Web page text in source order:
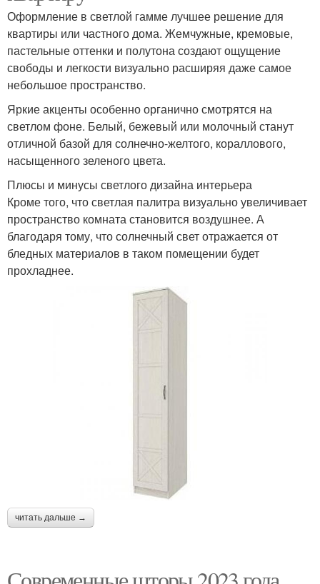
Оформление в светлой гамме лучшее решение для
квартиры или частного дома. Жемчужные, кремовые,
пастельные оттенки и полутона создают ощущение
свободы и легкости визуально расширяя даже самое
небольшое пространство.
Яркие акценты особенно органично смотрятся на
светлом фоне. Белый, бежевый или молочный станут
отличной базой для солнечно-желтого, кораллового,
насыщенного зеленого цвета.
Плюсы и минусы светлого дизайна интерьера
Кроме того, что светлая палитра визуально увеличивает
пространство комната становится воздушнее. А
благодаря тому, что солнечный свет отражается от
бледных материалов в таком помещении будет
прохладнее.
читать дальше →